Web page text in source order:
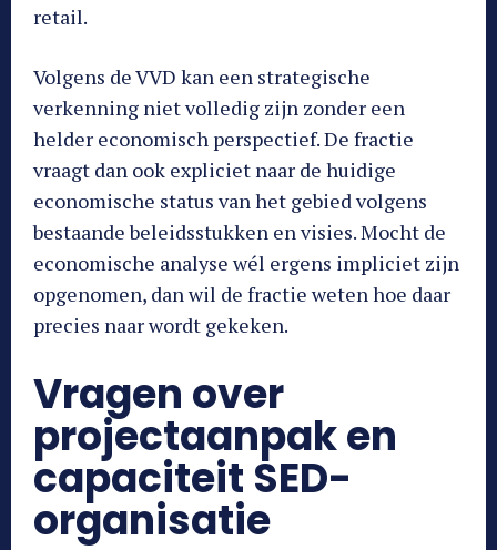
retail.
Volgens de VVD kan een strategische
verkenning niet volledig zijn zonder een
helder economisch perspectief. De fractie
vraagt dan ook expliciet naar de huidige
economische status van het gebied volgens
bestaande beleidsstukken en visies. Mocht de
economische analyse wél ergens impliciet zijn
opgenomen, dan wil de fractie weten hoe daar
precies naar wordt gekeken.
Vragen over
projectaanpak en
capaciteit SED-
organisatie